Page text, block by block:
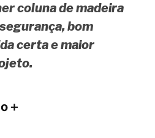
coluna de madeira
bom
certa e maior
＋